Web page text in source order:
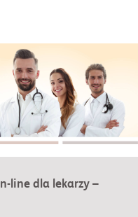
line dla lekarzy –